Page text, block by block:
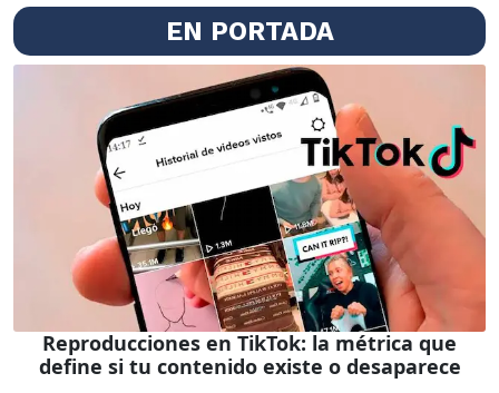
EN PORTADA
Reproducciones en TikTok: la métrica que
define si tu contenido existe o desaparece